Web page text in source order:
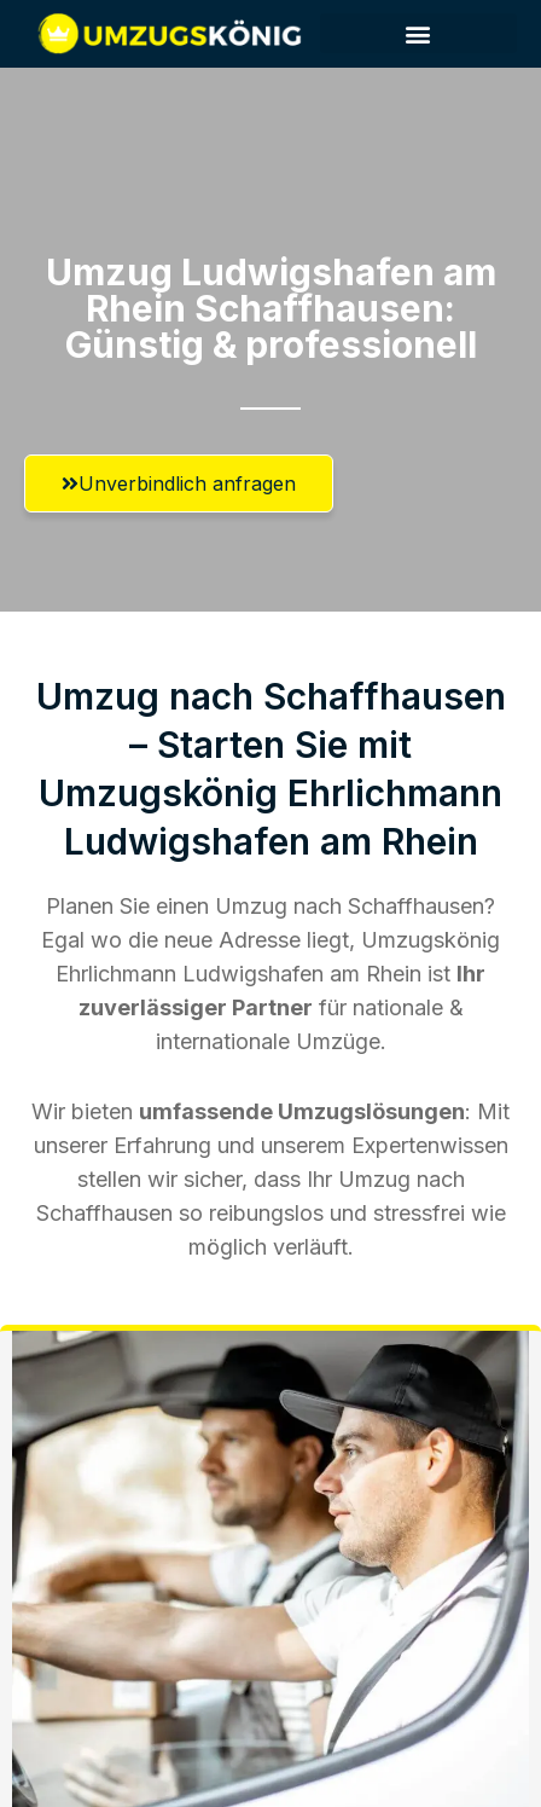
Umzug Ludwigshafen am
Rhein​ Schaffhausen:
Günstig & professionell​
Unverbindlich anfragen
Umzug nach Schaffhausen
– Starten Sie mit
Umzugskönig Ehrlichmann
Ludwigshafen am Rhein
Planen Sie einen Umzug nach Schaffhausen?
Egal wo die neue Adresse liegt, Umzugskönig
Ehrlichmann Ludwigshafen am Rhein ist Ihr
zuverlässiger Partner für nationale &
internationale Umzüge.
Wir bieten umfassende Umzugslösungen: Mit
unserer Erfahrung und unserem Expertenwissen
stellen wir sicher, dass Ihr Umzug nach
Schaffhausen so reibungslos und stressfrei wie
möglich verläuft.